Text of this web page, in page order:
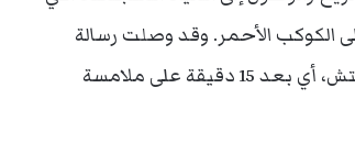
الكوكب الأحمر. وقد وصلت رسالة
الراديو التي تؤكد نجاح وصول «فينكس» في الساعة 53. 23 توقيت غرينيتش، أي بعد 15 دقيقة على ملامسة